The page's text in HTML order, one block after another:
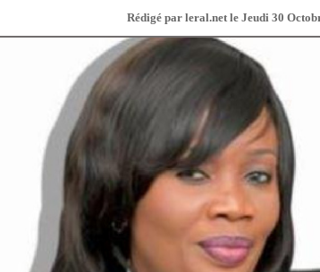
Rédigé par leral.net le Jeudi 30